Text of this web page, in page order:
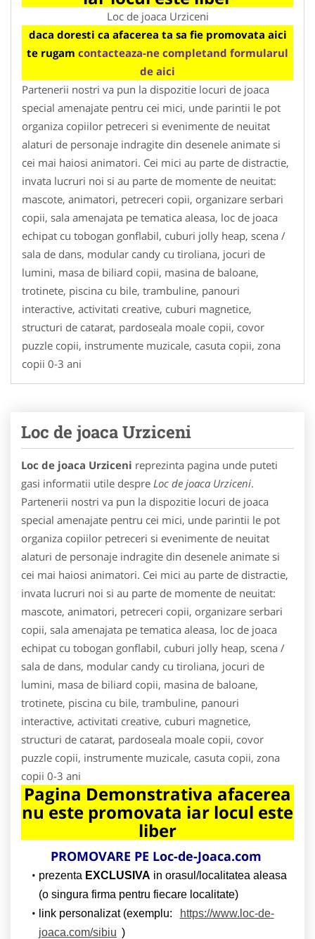
Loc de joaca Urziceni
daca doresti ca afacerea ta sa fie promovata aici
te rugam contacteaza-ne completand formularul
de aici
Partenerii nostri va pun la dispozitie locuri de joaca
special amenajate pentru cei mici, unde parintii le pot
organiza copiilor petreceri si evenimente de neuitat
alaturi de personaje indragite din desenele animate si
cei mai haiosi animatori. Cei mici au parte de distractie,
invata lucruri noi si au parte de momente de neuitat:
mascote, animatori, petreceri copii, organizare serbari
copii, sala amenajata pe tematica aleasa, loc de joaca
echipat cu tobogan gonflabil, cuburi jolly heap, scena /
sala de dans, modular candy cu tiroliana, jocuri de
lumini, masa de biliard copii, masina de baloane,
trotinete, piscina cu bile, trambuline, panouri
interactive, activitati creative, cuburi magnetice,
structuri de catarat, pardoseala moale copii, covor
puzzle copii, instrumente muzicale, casuta copii, zona
copii 0-3 ani
Loc de joaca Urziceni
Loc de joaca Urziceni reprezinta pagina unde puteti
gasi informatii utile despre Loc de joaca Urziceni.
Partenerii nostri va pun la dispozitie locuri de joaca
special amenajate pentru cei mici, unde parintii le pot
organiza copiilor petreceri si evenimente de neuitat
alaturi de personaje indragite din desenele animate si
cei mai haiosi animatori. Cei mici au parte de distractie,
invata lucruri noi si au parte de momente de neuitat:
mascote, animatori, petreceri copii, organizare serbari
copii, sala amenajata pe tematica aleasa, loc de joaca
echipat cu tobogan gonflabil, cuburi jolly heap, scena /
sala de dans, modular candy cu tiroliana, jocuri de
lumini, masa de biliard copii, masina de baloane,
trotinete, piscina cu bile, trambuline, panouri
interactive, activitati creative, cuburi magnetice,
structuri de catarat, pardoseala moale copii, covor
puzzle copii, instrumente muzicale, casuta copii, zona
copii 0-3 ani
Pagina Demonstrativa afacerea
nu este promovata iar locul este
liber
PROMOVARE PE Loc-de-Joaca.com
prezenta EXCLUSIVA in orasul/localitatea aleasa
(o singura firma pentru fiecare localitate)
link personalizat (exemplu:
https://www.loc-de-
joaca.com/sibiu )